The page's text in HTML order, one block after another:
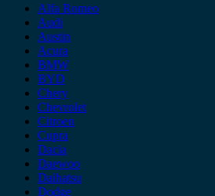
Alfa Romeo
Audi
Austin
Acura
BMW
BYD
Chery
Chevrolet
Citroen
Cupra
Dacia
Daewoo
Daihatsu
Dodge